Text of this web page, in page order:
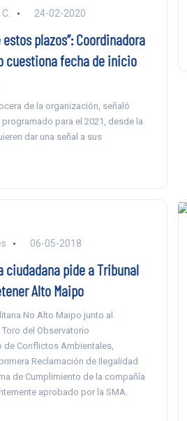
24-02-2020
estos plazos”: Coordinadora
cuestiona fecha de inicio
de la organización, señaló
para el 2021, desde la
dar una señal a sus
06-05-2018
ciudadana pide a Tribunal
Alto Maipo
No Alto Maipo junto al
del Observatorio
de Conflictos Ambientales,
Reclamación de Ilegalidad
de Cumplimiento de la compañía
aprobado por la SMA.